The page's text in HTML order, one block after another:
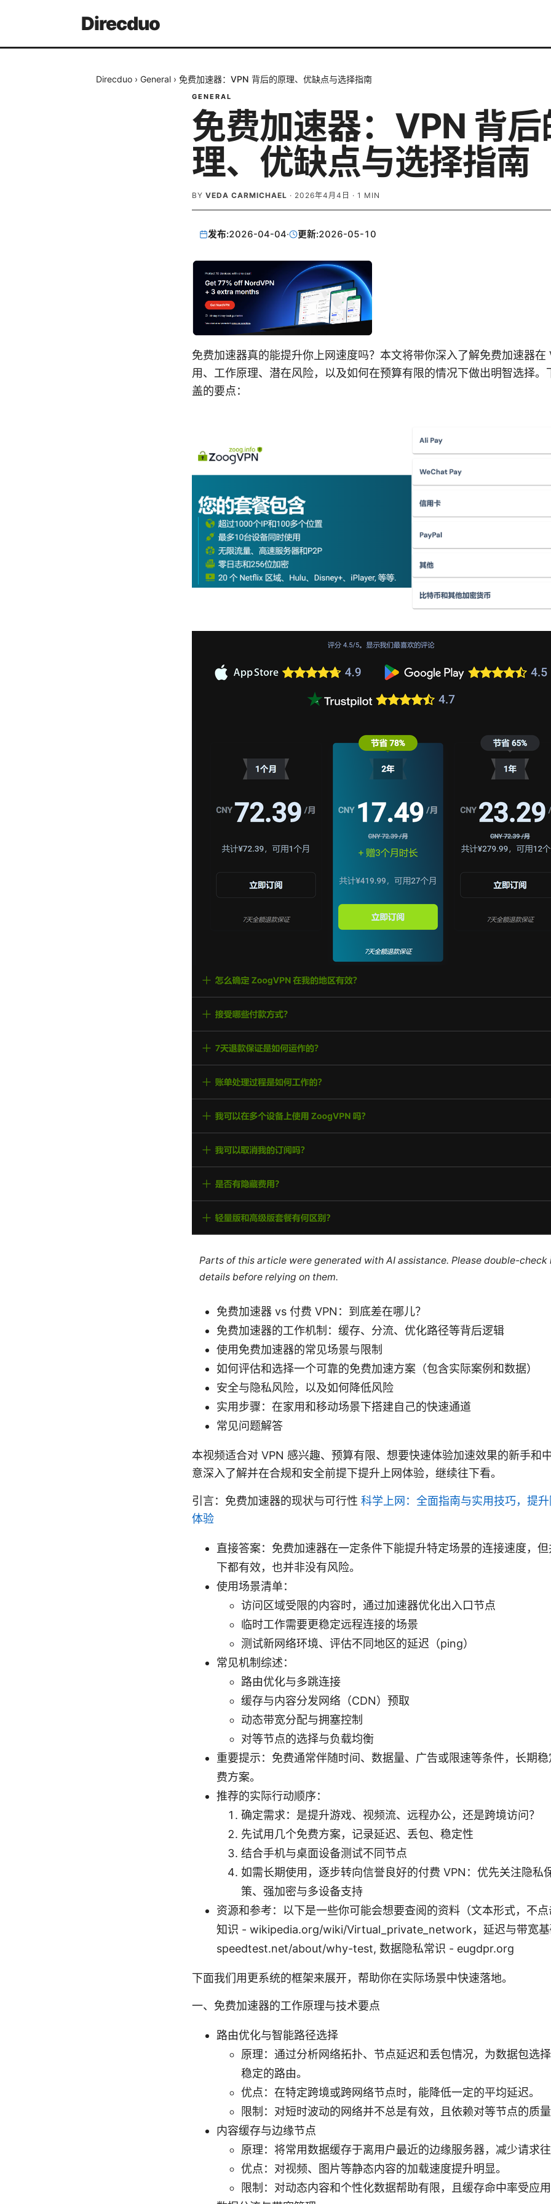
Direcduo
Direcduo › General › 免费加速器：VPN 背后的原理、优缺点与选择指南
GENERAL
免费加速器：VPN 背后
理、优缺点与选择指南
BY VEDA CARMICHAEL · 2026年4月4日 · 1 MIN
发布:2026-04-04· 更新:2026-05-10
免费加速器真的能提升你上网速度吗？本文将带你深入了解免费加速器在
用、工作原理、潜在风险，以及如何在预算有限的情况下做出明智选择。
盖的要点：
Parts of this article were generated with AI assistance. Please double-
details before relying on them.
免费加速器 vs 付费 VPN：到底差在哪儿？
免费加速器的工作机制：缓存、分流、优化路径等背后逻辑
使用免费加速器的常见场景与限制
如何评估和选择一个可靠的免费加速方案（包含实际案例和数据）
安全与隐私风险，以及如何降低风险
实用步骤：在家用和移动场景下搭建自己的快速通道
常见问题解答
本视频适合对 VPN 感兴趣、预算有限、想要快速体验加速效果的新手和
意深入了解并在合规和安全前提下提升上网体验，继续往下看。
引言：免费加速器的现状与可行性 科学上网：全面指南与实用技巧，提
体验
直接答案：免费加速器在一定条件下能提升特定场景的连接速度，
下都有效，也并非没有风险。
使用场景清单：
访问区域受限的内容时，通过加速器优化出入口节点
临时工作需要更稳定远程连接的场景
测试新网络环境、评估不同地区的延迟（ping）
常见机制综述：
路由优化与多跳连接
缓存与内容分发网络（CDN）预取
动态带宽分配与拥塞控制
对等节点的选择与负载均衡
重要提示：免费通常伴随时间、数据量、广告或限速等条件，长期
费方案。
推荐的实际行动顺序：
确定需求：是提升游戏、视频流、远程办公，还是跨境访问？
先试用几个免费方案，记录延迟、丢包、稳定性
结合手机与桌面设备测试不同节点
如需长期使用，逐步转向信誉良好的付费 VPN：优先关注隐私
策、强加密与多设备支持
资源和参考：以下是一些你可能会想要查阅的资料（文本形式，不
知识 - wikipedia.org/wiki/Virtual_private_network，延迟与带宽
speedtest.net/about/why-test, 数据隐私常识 - eugdpr.org
下面我们用更系统的框架来展开，帮助你在实际场景中快速落地。
一、免费加速器的工作原理与技术要点
路由优化与智能路径选择
原理：通过分析网络拓扑、节点延迟和丢包情况，为数据包选
稳定的路由。
优点：在特定跨境或跨网络节点时，能降低一定的平均延迟。
限制：对短时波动的网络并不总是有效，且依赖对等节点的质量
内容缓存与边缘节点
原理：将常用数据缓存于离用户最近的边缘服务器，减少请求往
优点：对视频、图片等静态内容的加载速度提升明显。
限制：对动态内容和个性化数据帮助有限，且缓存命中率受应用